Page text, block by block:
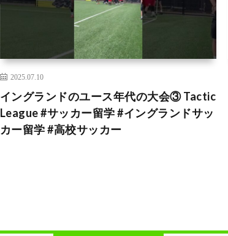
2025.07.10
イングランドのユース年代の大会③ Tactic
League #サッカー留学 #イングランドサッ
カー留学 #高校サッカー